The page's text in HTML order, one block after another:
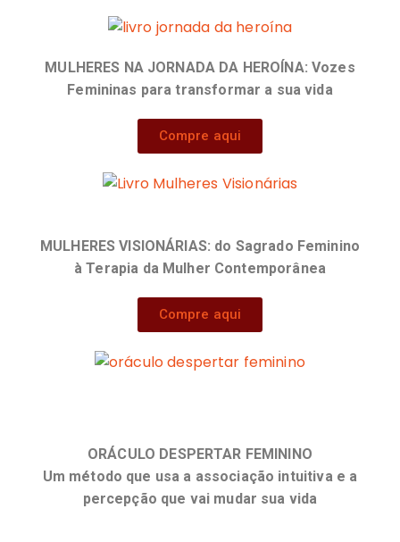
MULHERES NA JORNADA DA HEROÍNA: Vozes
Femininas para transformar a sua vida
Compre aqui
MULHERES VISIONÁRIAS: do Sagrado Feminino
à Terapia da Mulher Contemporânea
Compre aqui
ORÁCULO DESPERTAR FEMININO
Um método que usa a associação intuitiva e a
percepção que vai mudar sua vida